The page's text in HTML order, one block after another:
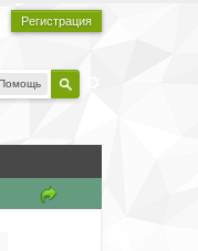
Регистрация